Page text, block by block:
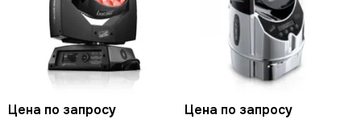
Цена по запросу Цена по запросу